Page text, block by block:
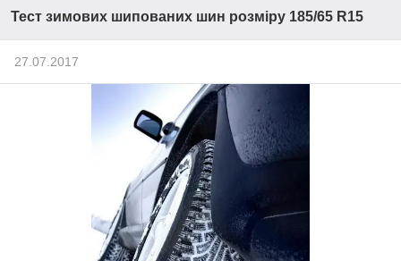
Тест зимових шипованих шин розміру 185/65 R15
27.07.2017